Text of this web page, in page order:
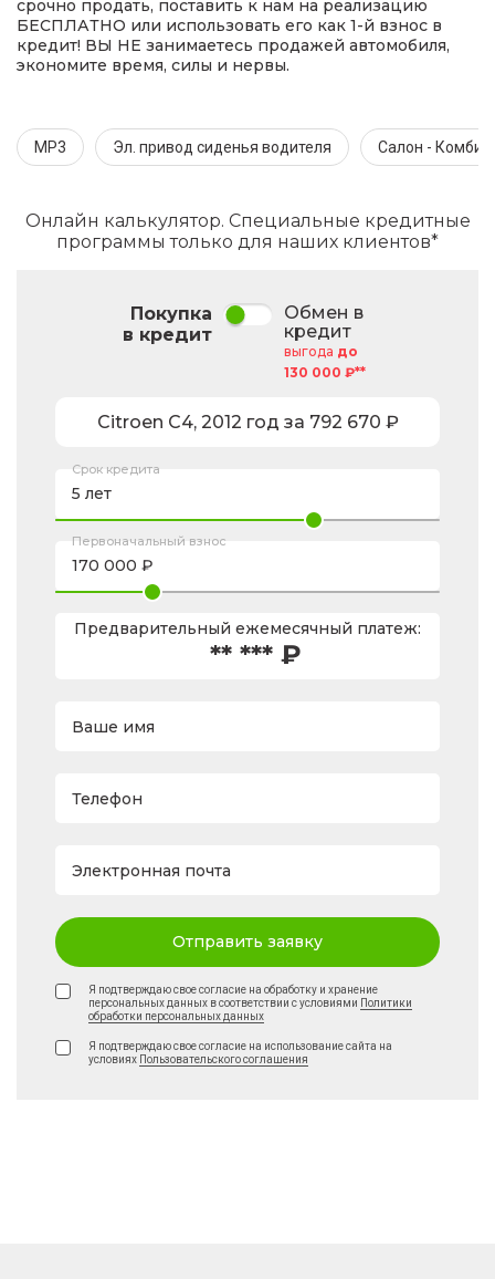
срочно продать, поставить к нам на реализацию
БЕСПЛАТНО или использовать его как 1-й взнос в
кредит! ВЫ НЕ занимаетесь продажей автомобиля,
экономите время, силы и нервы.
MP3 Эл. привод сиденья водителя Салон -
Онлайн калькулятор. Специальные кредитные
программы только для наших клиентов*
Покупка
в кредит
Обмен в
кредит
выгода до
130 000 ₽**
Citroen C4, 2012 год за 792 670 ₽
Срок кредита
Первоначальный взнос
Предварительный ежемесячный платеж:
** *** ₽
Ваше имя
Телефон
Электронная почта
Отправить заявку
Я подтверждаю свое согласие на обработку и хранение
персональных данных в соответствии с условиями Политики
обработки персональных данных
Я подтверждаю свое согласие на использование сайта на
условиях Пользовательского соглашения